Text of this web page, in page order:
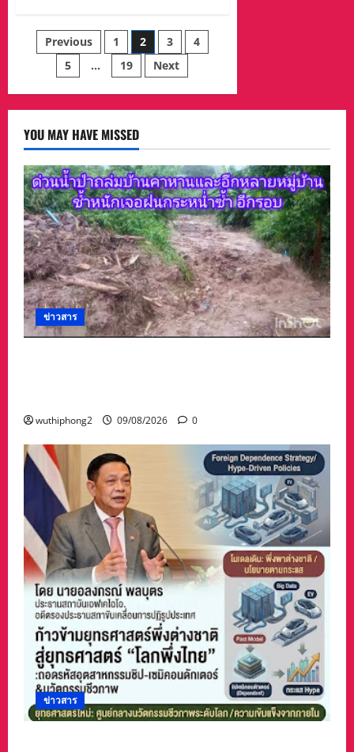
ทรู
เวลา
16.00-
18.00น.
ก
ตา
ที่
มอมเมา
เยาวชน”
รวบ
แก๊ง
ค้า
ยา
ไทร
ได้
ผู้
3
ราย
พร้อม
ยาบ้า
ของ
กลาง
18,000
เม็ด
และ
ไอซ์
กลาง
ป่า
ยู
คา
ลิ
ปตัส
Posts
pagination
Previous 1 2 3
4
5
… 19 Next
YOU MAY HAVE MISSED
ข่าวสาร
wuthiphong2 09/08/2026 0
ข่าวสาร